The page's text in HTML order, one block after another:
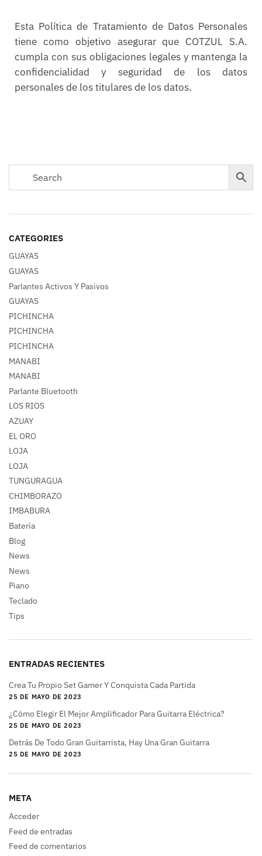
Esta Política de Tratamiento de Datos Personales
tiene como objetivo asegurar que COTZUL S.A.
cumpla con sus obligaciones legales y mantenga la
confidencialidad y seguridad de los datos
personales de los titulares de los datos.
CATEGORIES
GUAYAS
GUAYAS
Parlantes Activos Y Pasivos
GUAYAS
PICHINCHA
PICHINCHA
PICHINCHA
MANABI
MANABI
Parlante Bluetooth
LOS RIOS
AZUAY
EL ORO
LOJA
LOJA
TUNGURAGUA
CHIMBORAZO
IMBABURA
Batería
Blog
News
News
Piano
Teclado
Tips
ENTRADAS RECIENTES
Crea Tu Propio Set Gamer Y Conquista Cada Partida
25 DE MAYO DE 2023
¿Cómo Elegir El Mejor Amplificador Para Guitarra Eléctrica?
25 DE MAYO DE 2023
Detrás De Todo Gran Guitarrista, Hay Una Gran Guitarra
25 DE MAYO DE 2023
META
Acceder
Feed de entradas
Feed de comentarios